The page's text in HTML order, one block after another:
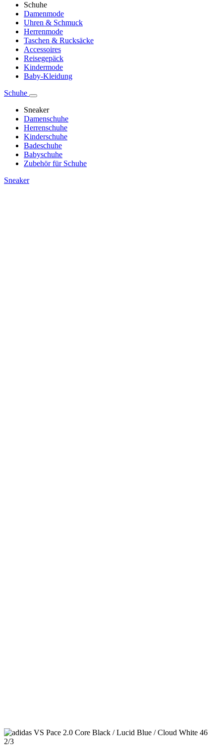
Schuhe
Damenmode
Uhren & Schmuck
Herrenmode
Taschen & Rucksäcke
Accessoires
Reisegepäck
Kindermode
Baby-Kleidung
Schuhe
Sneaker
Damenschuhe
Herrenschuhe
Kinderschuhe
Badeschuhe
Babyschuhe
Zubehör für Schuhe
Sneaker